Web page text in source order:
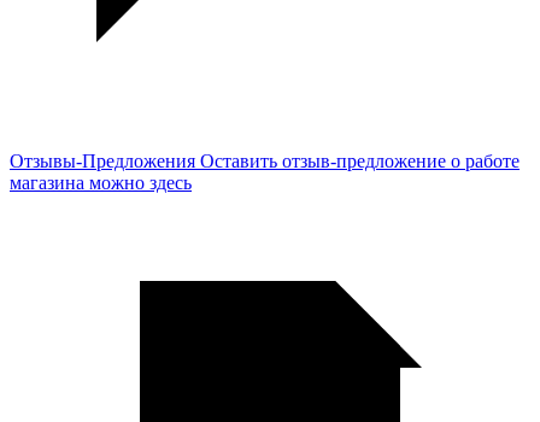
Отзывы-Предложения Оставить отзыв-предложение о работе
магазина можно здесь